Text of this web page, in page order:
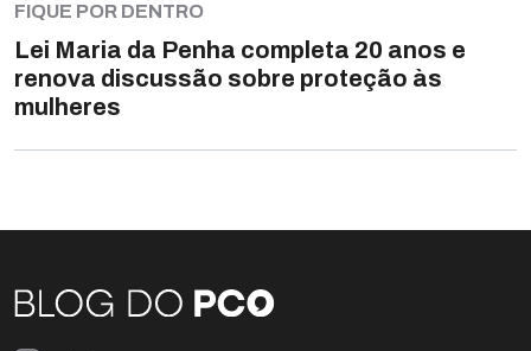
FIQUE POR DENTRO
Lei Maria da Penha completa 20 anos e
renova discussão sobre proteção às
mulheres